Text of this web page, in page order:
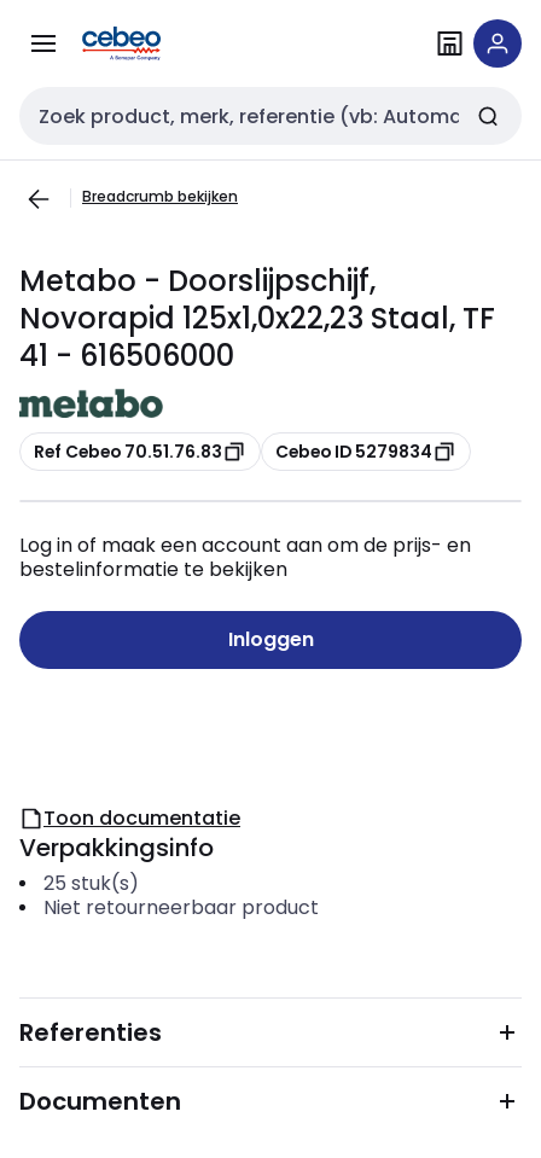
naar
naar
Zoekveld invoer
Breadcrumb bekijken
Metabo - Doorslijpschijf,
Novorapid 125x1,0x22,23 Staal, TF
41 - 616506000
Kopiëren
Ref Cebeo 70.51.76.83 Kopiëren
Cebeo ID 5279834
Log in of maak een account aan om de prijs- en
bestelinformatie te bekijken
Inloggen
Toon documentatie
Verpakkingsinfo
25 stuk(s)
Niet retourneerbaar product
Referenties
Documenten